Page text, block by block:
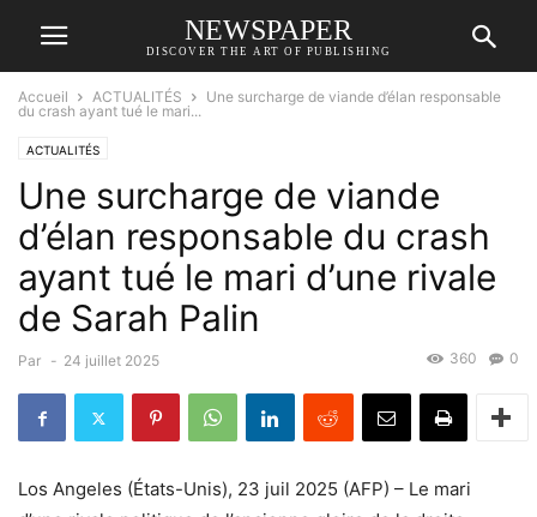
NEWSPAPER
DISCOVER THE ART OF PUBLISHING
Accueil ACTUALITÉS
Une surcharge de viande d’élan responsable
du crash ayant tué le mari...
ACTUALITÉS
Une surcharge de viande
d’élan responsable du crash
ayant tué le mari d’une rivale
de Sarah Palin
Par - 24 juillet 2025 0
360
Los Angeles (États-Unis), 23 juil 2025 (AFP) – Le mari